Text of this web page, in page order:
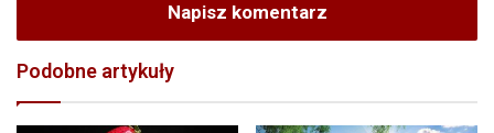
Napisz komentarz
Podobne artykuły